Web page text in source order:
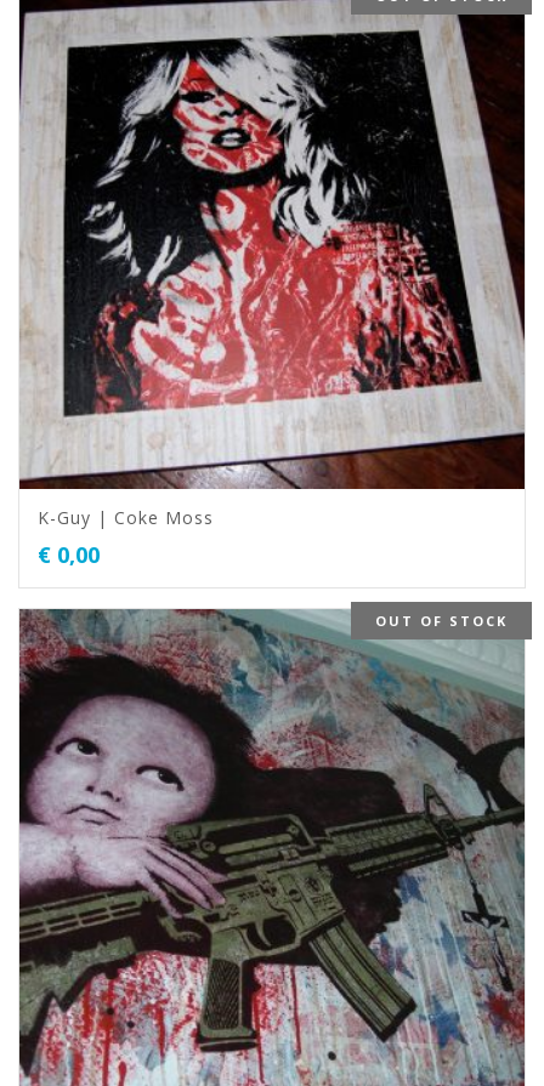
K-Guy | Coke Moss
€ 0,00
OUT OF STOCK